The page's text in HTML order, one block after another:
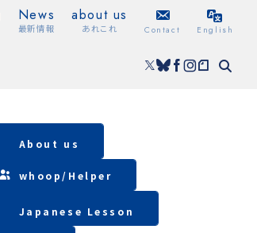
News
最新情報
about us
あれこれ Contact English
About us
whoop/ Helper
Japanese Lesson